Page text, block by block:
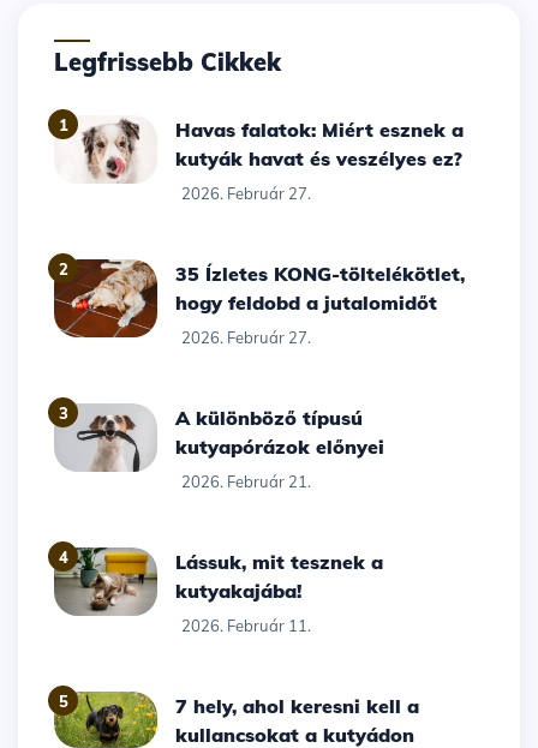
Legfrissebb Cikkek
1
Havas falatok: Miért esznek a
kutyák havat és veszélyes ez?
2026. Február 27.
2
35 Ízletes KONG-töltelékötlet,
hogy feldobd a jutalomidőt
2026. Február 27.
3
A különböző típusú
kutyapórázok előnyei
2026. Február 21.
4
Lássuk, mit tesznek a
kutyakajába!
2026. Február 11.
5
7 hely, ahol keresni kell a
kullancsokat a kutyádon